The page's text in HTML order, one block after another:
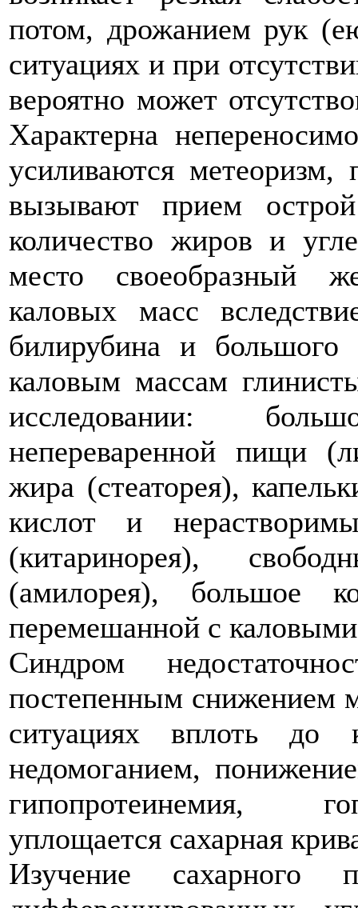
потом, дрожанием рук
ситуациях и при
вероятно может
Характерна
усиливаются метеоризм,
вызывают прием
количество жиров и
место своеобразный
каловых масс
билирубина и большого
каловым массам
исследовании:
непереваренной пищи
жира (стеаторея),
кислот и
(китаринорея),
(амилорея), большое
перемешанной с
Синдром
постепенным снижением
ситуациях вплоть до
недомоганием,
гипопротеинемия,
уплощается сахарная
Изучение сахарного